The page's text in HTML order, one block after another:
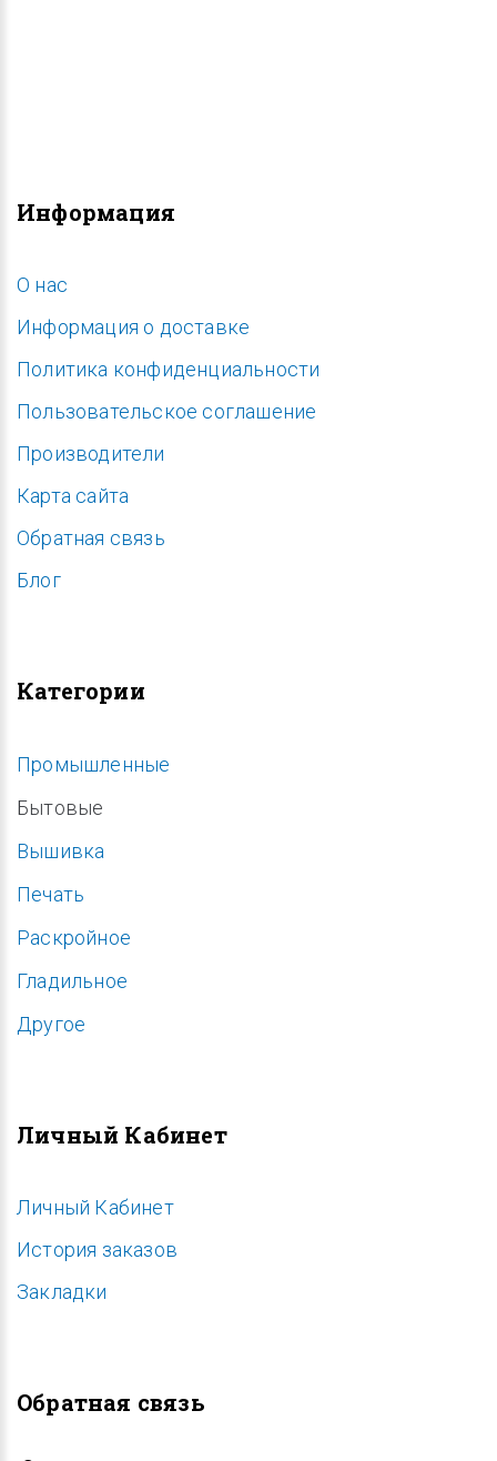
Информация
O нас
Информация о доставке
Политика конфиденциальности
Пользовательское соглашение
Производители
Карта сайта
Обратная связь
Блог
Категории
Промышленные
Бытовые
Вышивка
Печать
Раскройное
Гладильное
Другое
Личный Кабинет
Личный Кабинет
История заказов
Закладки
Обратная связь